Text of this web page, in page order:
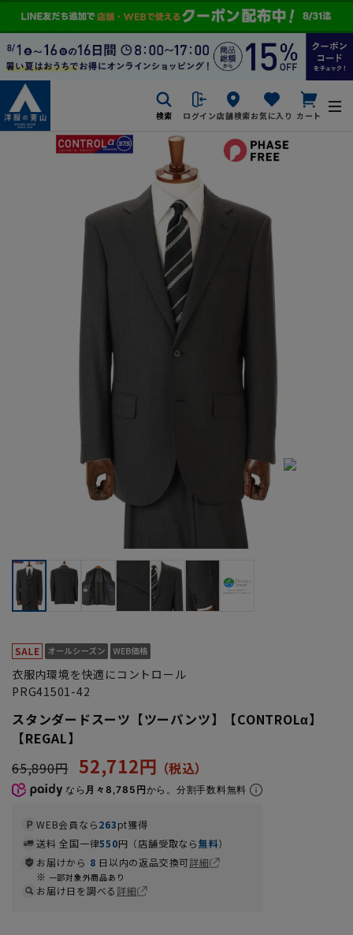
検索 ログイン店舗検索お気に入り カート
衣服内環境を快適にコントロール
PRG41501-42
スタンダードスーツ【ツーパンツ】【CONTROLα】
【REGAL】
65,890円 52,712円
なら 月々8,785円から。分割手数料無料
WEB会員なら263pt獲得
送料 全国一律550円（店舗受取なら無料）
お届けから 8 日以内の返品交換可詳細
一部対象外商品あり
お届け日を調べる詳細